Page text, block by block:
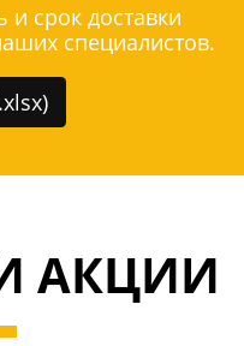
и срок доставки
специалистов.
АКЦИИ